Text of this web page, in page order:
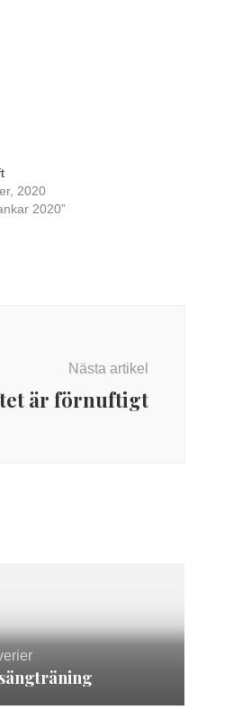
2020
2020”
Nästa artikel
är förnuftigt